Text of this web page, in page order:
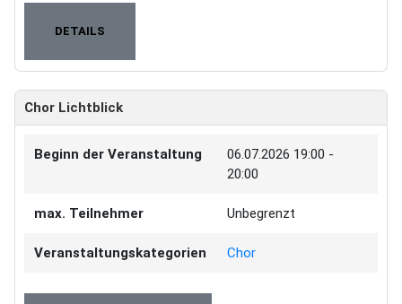
DETAILS
Chor Lichtblick
Beginn der Veranstaltung 06.07.2026 19:00 -
20:00
max. Teilnehmer Unbegrenzt
Veranstaltungskategorien Chor